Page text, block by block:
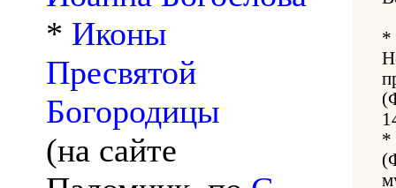
* Иконы
Пресвятой
Богородицы
(на сайте
*
*